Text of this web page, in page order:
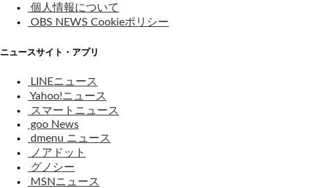
個人情報について
OBS NEWS Cookieポリシー
ニュースサイト・アプリ
LINEニュース
Yahoo!ニュース
スマートニュース
goo News
dmenu ニュース
ノアドット
グノシー
MSNニュース